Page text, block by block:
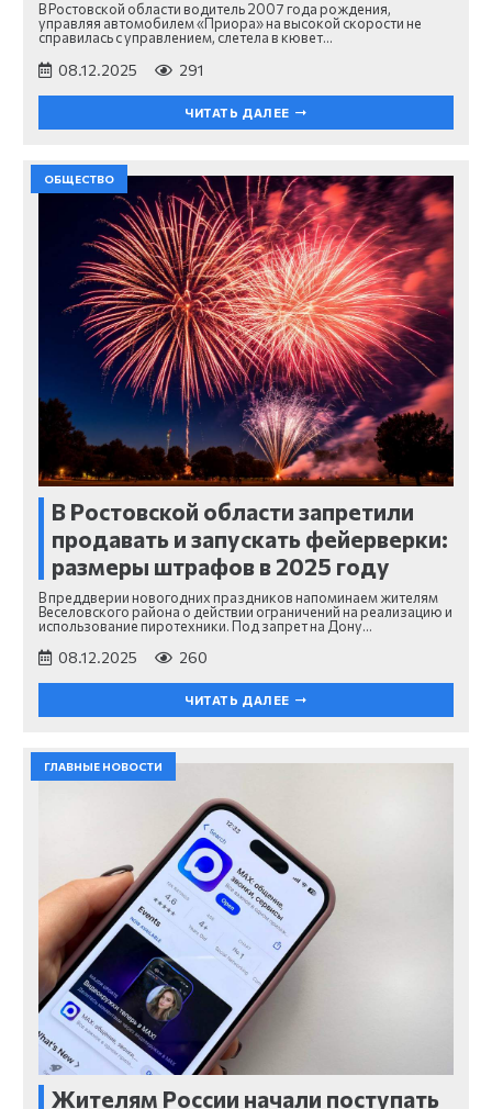
В Ростовской области водитель 2007 года рождения,
управляя автомобилем «Приора» на высокой скорости не
справилась с управлением, слетела в кювет…
08.12.2025 291
ЧИТАТЬ ДАЛЕЕ
ОБЩЕСТВО
В Ростовской области запретили
продавать и запускать фейерверки:
размеры штрафов в 2025 году
В преддверии новогодних праздников напоминаем жителям
Веселовского района о действии ограничений на реализацию и
использование пиротехники. Под запрет на Дону…
08.12.2025 260
ЧИТАТЬ ДАЛЕЕ
ГЛАВНЫЕ НОВОСТИ
Жителям России начали поступать